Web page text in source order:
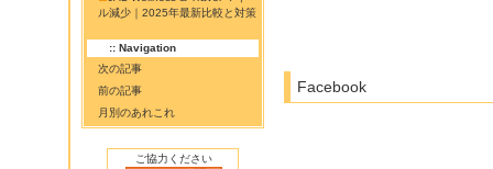
ル減少｜2025年最新比較と対策
:: Navigation
次の記事
前の記事
月別のあれこれ
ご協力ください
Facebook